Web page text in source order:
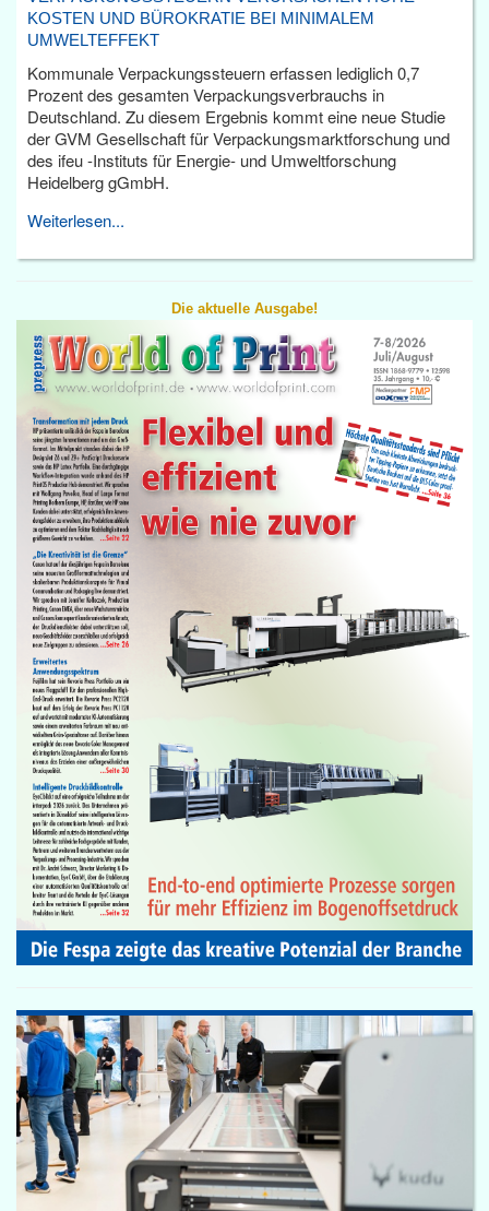
KOSTEN UND BÜROKRATIE BEI MINIMALEM
UMWELTEFFEKT
Kommunale Verpackungssteuern erfassen lediglich 0,7
Prozent des gesamten Verpackungsverbrauchs in
Deutschland. Zu diesem Ergebnis kommt eine neue Studie
der GVM Gesellschaft für Verpackungsmarktforschung und
des ifeu -Instituts für Energie- und Umweltforschung
Heidelberg gGmbH.
Weiterlesen...
Die aktuelle Ausgabe!